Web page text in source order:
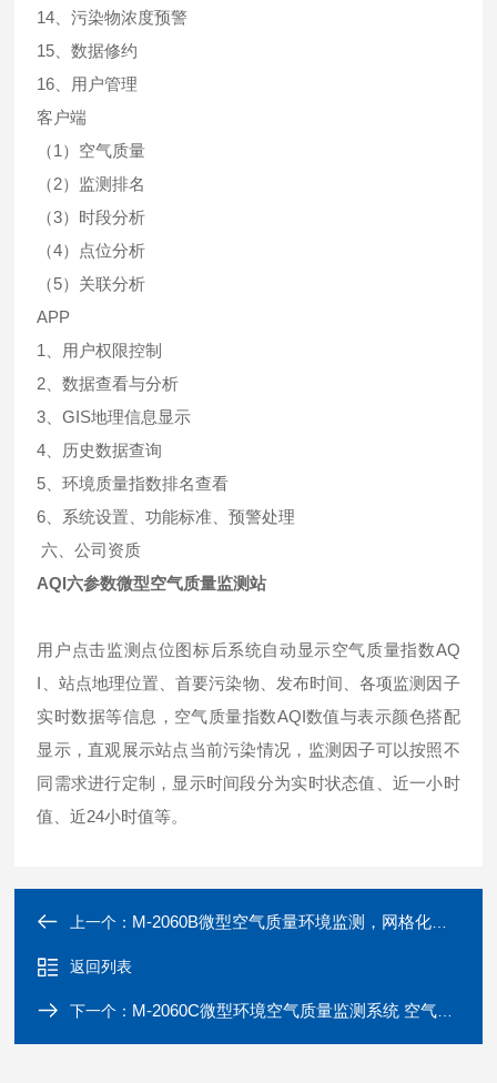
14、污染物浓度预警
15、数据修约
16、用户管理
客户端
（1）空气质量
（2）监测排名
（3）时段分析
（4）点位分析
（5）关联分析
APP
1、用户权限控制
2、数据查看与分析
3、GIS地理信息显示
4、历史数据查询
5、环境质量指数排名查看
6、系统设置、功能标准、预警处理
六、公司资质
AQI六参数微型空气质量监测站
用户点击监测点位图标后系统自动显示空气质量指数AQ
I、站点地理位置、首要污染物、发布时间、各项监测因子
实时数据等信息，空气质量指数AQI数值与表示颜色搭配
显示，直观展示站点当前污染情况，监测因子可以按照不
同需求进行定制，显示时间段分为实时状态值、近一小时
值、近24小时值等。
上一个： M-2060B微型空气质量环境监测，网格化空气微型站 空气质量自动监测系统
返回列表
下一个： M-2060C微型环境空气质量监测系统 空气质量自动监测系统